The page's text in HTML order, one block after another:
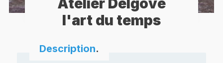
l'art du temps
Description.